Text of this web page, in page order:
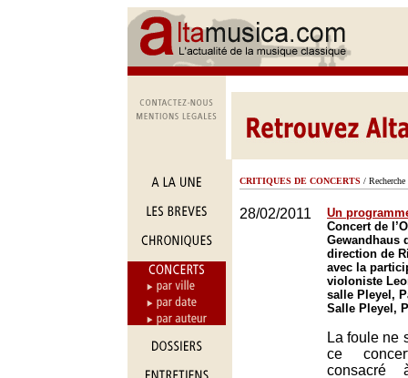
CRITIQUES DE CONCERTS / Recherche
28/02/2011
Un
Concert de
Gewandhaus
direction de
avec la
violoniste
salle Pleyel,
Salle Pleyel,
La foule ne
ce
consacré